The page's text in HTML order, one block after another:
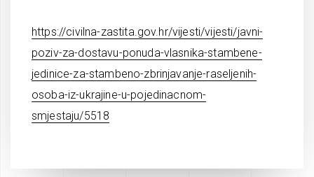
https://civilna-zastita.gov.hr/vijesti/vijesti/javni-
poziv-za-dostavu-ponuda-vlasnika-stambene-
jedinice-za-stambeno-zbrinjavanje-raseljenih-
osoba-iz-ukrajine-u-pojedinacnom-
smjestaju/5518